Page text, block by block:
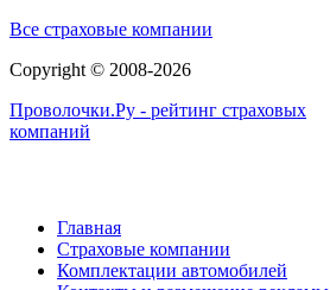
Все страховые компании
Copyright © 2008-2026
Проволочки.Ру - рейтинг страховых
компаний
Главная
Страховые компании
Комплектации автомобилей